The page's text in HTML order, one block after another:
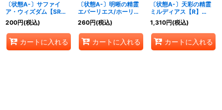
〔状態A-〕サファイ
ア・ウィズダム【SR】
{25BD26/16}《多》
200円(税込)
カートに入れる
〔状態A-〕明晰の精霊
エバーリエス/ホーリ
ー・スパーク【R】
{25BD2SP4/SP7}
《多》
260円(税込)
カートに入れる
〔状態A-〕天彩の精霊
ミルディアス【R】
{25BD2SP7/SP7}
《多》
1,310円(税込)
カートに入れる